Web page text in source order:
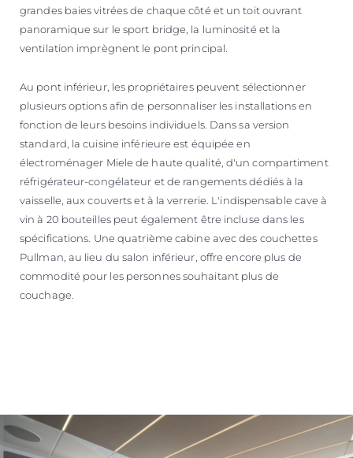
grandes baies vitrées de chaque côté et un toit ouvrant
panoramique sur le sport bridge, la luminosité et la
ventilation imprègnent le pont principal.
Au pont inférieur, les propriétaires peuvent sélectionner
plusieurs options afin de personnaliser les installations en
fonction de leurs besoins individuels. Dans sa version
standard, la cuisine inférieure est équipée en
électroménager Miele de haute qualité, d'un compartiment
réfrigérateur-congélateur et de rangements dédiés à la
vaisselle, aux couverts et à la verrerie. L'indispensable cave à
vin à 20 bouteilles peut également être incluse dans les
spécifications. Une quatrième cabine avec des couchettes
Pullman, au lieu du salon inférieur, offre encore plus de
commodité pour les personnes souhaitant plus de
couchage.